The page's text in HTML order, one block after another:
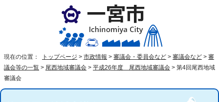
現在の位置： トップページ > 市政情報 > 審議会・委員会など > 審議会など > 審
議会等の一覧 > 尾西地域審議会 > 平成26年度 尾西地域審議会 > 第4回尾西地域
審議会